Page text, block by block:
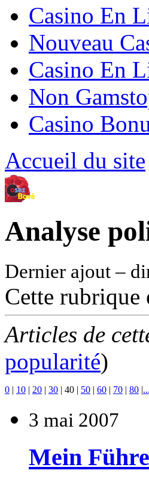
Casino En
Nouveau
Casino En
Non
Casino
Accueil du site
Analyse
Dernier ajout –
Cette rubrique
Articles de
popularité)
0 | 10 | 20 | 30 | 40 | 50 | 60 | 70 | 80 |...
3 mai 2007
Mein